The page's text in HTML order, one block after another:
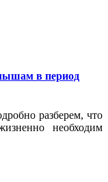
в период
разберем, что
необходим